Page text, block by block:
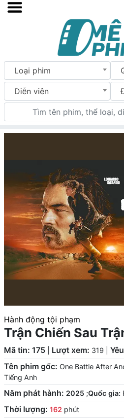
Loại phim
Diễn viên
Hành động tội phạm
Trận Chiến Sau
Mã tin: 175 Lượt xem: 319
Tên phim gốc: One Battle After
Tiếng Anh
Năm phát hành: 2025 ;Quốc gia:
Thời lượng: 162 phút